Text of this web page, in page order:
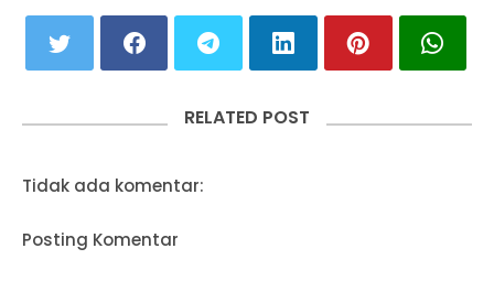
RELATED POST
Tidak ada komentar:
Posting Komentar